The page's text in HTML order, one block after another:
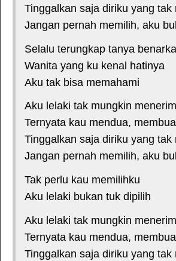
Tinggalkan saja diriku yang
Jangan pernah memilih, aku
Selalu terungkap tanya
Wanita yang ku kenal hatinya
Aku tak bisa memahami
Aku lelaki tak mungkin
Ternyata kau mendua,
Tinggalkan saja diriku yang
Jangan pernah memilih, aku
Tak perlu kau memilihku
Aku lelaki bukan tuk dipilih
Aku lelaki tak mungkin
Ternyata kau mendua,
Tinggalkan saja diriku yang